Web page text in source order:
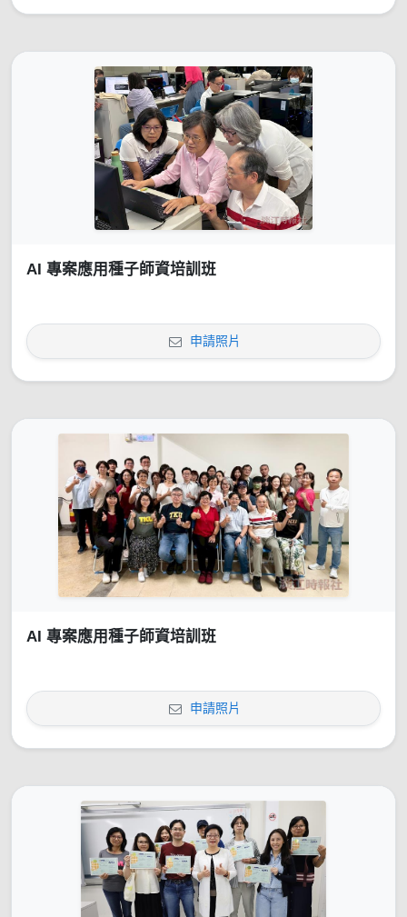
AI 專案應用種子師資培訓班
申請照片
AI 專案應用種子師資培訓班
申請照片